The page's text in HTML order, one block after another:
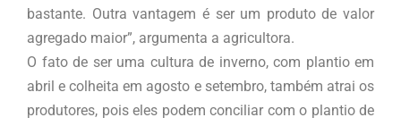
bastante. Outra vantagem é ser um produto de valor
agregado maior”, argumenta a agricultora.
O fato de ser uma cultura de inverno, com plantio em
abril e colheita em agosto e setembro, também atrai os
produtores, pois eles podem conciliar com o plantio de